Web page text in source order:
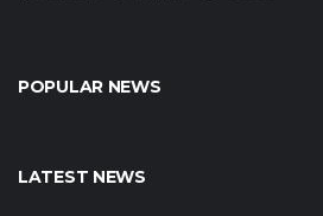
POPULAR NEWS
LATEST NEWS